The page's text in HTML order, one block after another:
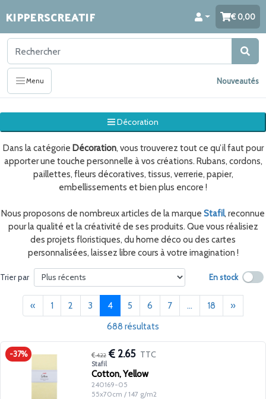
KIPPERSCREATIF 0,00
Menu Nouveautés
Décoration
Dans la catégorie Décoration, vous trouverez tout ce qu’il faut pour
apporter une touche personnelle à vos créations. Rubans, cordons,
paillettes, fleurs décoratives, tissus, verrerie, papier,
embellissements et bien plus encore !
Nous proposons de nombreux articles de la marque Stafil, reconnue
pour la qualité et la créativité de ses produits. Que vous réalisiez
des projets floristiques, du home déco ou des cartes
personnalisées, laissez libre cours à votre imagination !
Trier par En stock
« Précédent
1 2 3 4(current)
5 6 7 ... 18 »Suivant
688 résultats
-37% 4.22 2.65 TTC
Stafil
Cotton, Yellow
240169-05
55x70cm / 147 g/m2